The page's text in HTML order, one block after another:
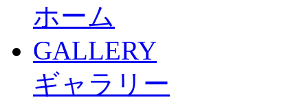
ホーム
GALLERY
ギャラリー